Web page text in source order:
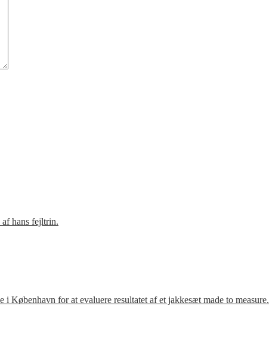
hans fejltrin.
for at evaluere resultatet af et jakkesæt made to measure.